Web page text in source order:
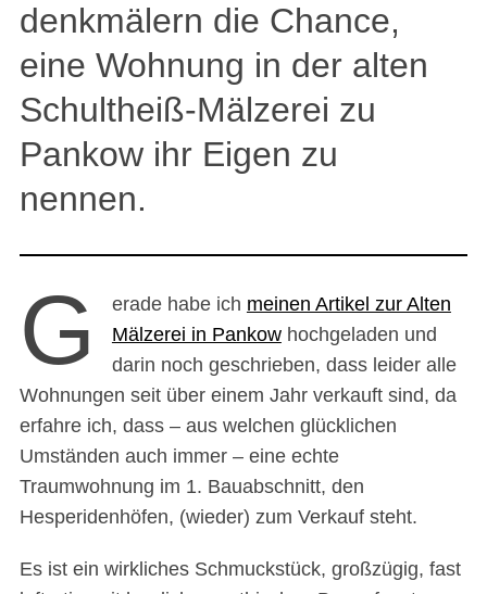
denkmälern die Chance,
eine Wohnung in der alten
Schultheiß-Mälzerei zu
Pankow ihr Eigen zu
nennen.
G erade habe ich meinen Artikel zur Alten
Mälzerei in Pankowhochgeladen und
darin noch geschrieben, dass leider alle
Wohnungen seit über einem Jahr verkauft sind, da
erfahre ich, dass – aus welchen glücklichen
Umständen auch immer – eine echte
Traumwohnung im 1. Bauabschnitt, den
Hesperidenhöfen, (wieder) zum Verkauf steht.
Es ist ein wirkliches Schmuckstück, großzügig, fast